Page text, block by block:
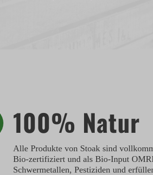
100% Natur
Alle Produkte von Stoak sind
Bio-zertifiziert und als Bio-Input
Schwermetallen, Pestiziden und